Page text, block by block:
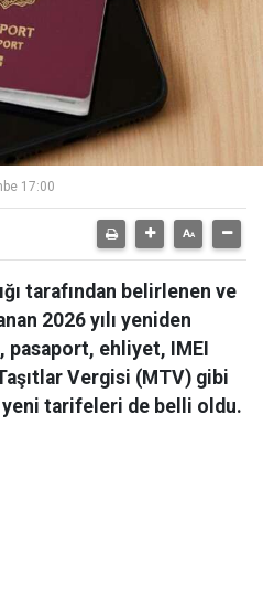
17:00
tarafından belirlenen ve
2026 yılı yeniden
pasaport, ehliyet, IMEI
Vergisi (MTV) gibi
tarifeleri de belli oldu.